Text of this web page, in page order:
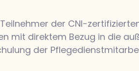
der CNI-
mit direktem Bezug in die
der